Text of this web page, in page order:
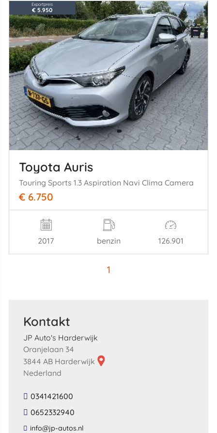
Exportpreis
€ 5.950
Toyota Auris
Touring Sports 1.3 Aspiration Navi Clima Camera
€ 6.750
2017 benzin 126.901
1
Kontakt
JP Auto's Harderwijk
Oranjelaan 34
3844 AB Harderwijk
Nederland
0341421600
0652332940
​info​@​jp​-​autos​.​nl​